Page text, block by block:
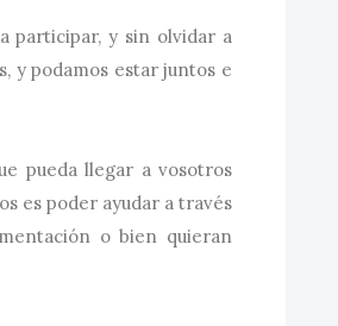
participar, y sin olvidar a
y podamos estar juntos e
pueda llegar a vosotros
es poder ayudar a través
o bien quieran